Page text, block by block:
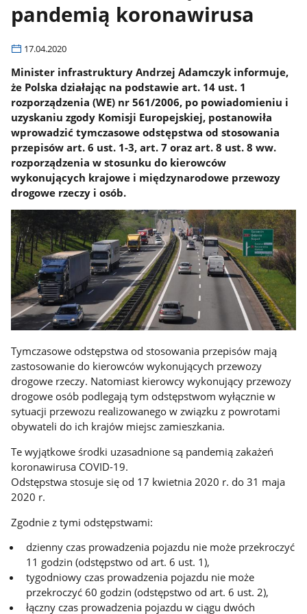
pandemią koronawirusa
17.04.2020
Minister infrastruktury Andrzej Adamczyk informuje,
że Polska działając na podstawie art. 14 ust. 1
rozporządzenia (WE) nr 561/2006, po powiadomieniu i
uzyskaniu zgody Komisji Europejskiej, postanowiła
wprowadzić tymczasowe odstępstwa od stosowania
przepisów art. 6 ust. 1-3, art. 7 oraz art. 8 ust. 8 ww.
rozporządzenia w stosunku do kierowców
wykonujących krajowe i międzynarodowe przewozy
drogowe rzeczy i osób.
Tymczasowe odstępstwa od stosowania przepisów mają
zastosowanie do kierowców wykonujących przewozy
drogowe rzeczy. Natomiast kierowcy wykonujący przewozy
drogowe osób podlegają tym odstępstwom wyłącznie w
sytuacji przewozu realizowanego w związku z powrotami
obywateli do ich krajów miejsc zamieszkania.
Te wyjątkowe środki uzasadnione są pandemią zakażeń
koronawirusa COVID-19.
Odstępstwa stosuje się od 17 kwietnia 2020 r. do 31 maja
2020 r.
Zgodnie z tymi odstępstwami:
dzienny czas prowadzenia pojazdu nie może przekroczyć
11 godzin (odstępstwo od art. 6 ust. 1),
tygodniowy czas prowadzenia pojazdu nie może
przekroczyć 60 godzin (odstępstwo od art. 6 ust. 2),
łączny czas prowadzenia pojazdu w ciągu dwóch